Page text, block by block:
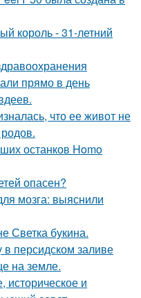
король - 31-летний
прямо в день
что ее живот не
останков Homo
опасен?
мозга: выяснили
Светка букина.
персидском заливе
на земле.
историческое и